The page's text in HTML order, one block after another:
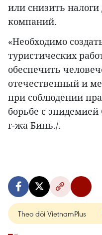
или снизить
компаний.
«Необходимо
туристических
обеспечить
отечественный и
при соблюдении
борьбе с
г-жа Бинь./.
Theo dõi VietnamPlus